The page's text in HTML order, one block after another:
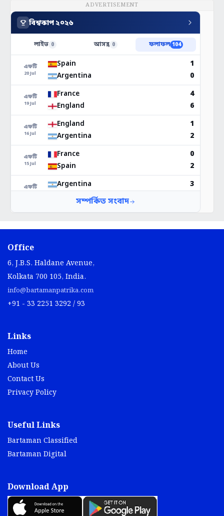
ADVERTISEMENT
Office
6, J.B.S. Haldane Avenue,
Kolkata 700 105, India.
info@bartamanpatrika.com
+91 - 33 2251 3292 / 93
Links
Home
About Us
Contact Us
Privacy Policy
Useful Links
Bartaman Classified
Bartaman Digital
Download App